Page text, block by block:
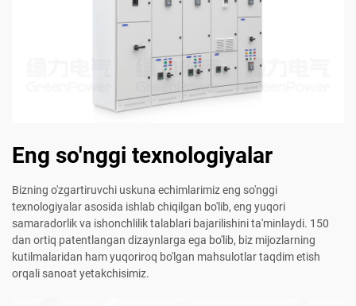
Eng so'nggi texnologiyalar
Bizning o'zgartiruvchi uskuna echimlarimiz eng so'nggi
texnologiyalar asosida ishlab chiqilgan bo'lib, eng yuqori
samaradorlik va ishonchlilik talablari bajarilishini ta'minlaydi. 150
dan ortiq patentlangan dizaynlarga ega bo'lib, biz mijozlarning
kutilmalaridan ham yuqoriroq bo'lgan mahsulotlar taqdim etish
orqali sanoat yetakchisimiz.